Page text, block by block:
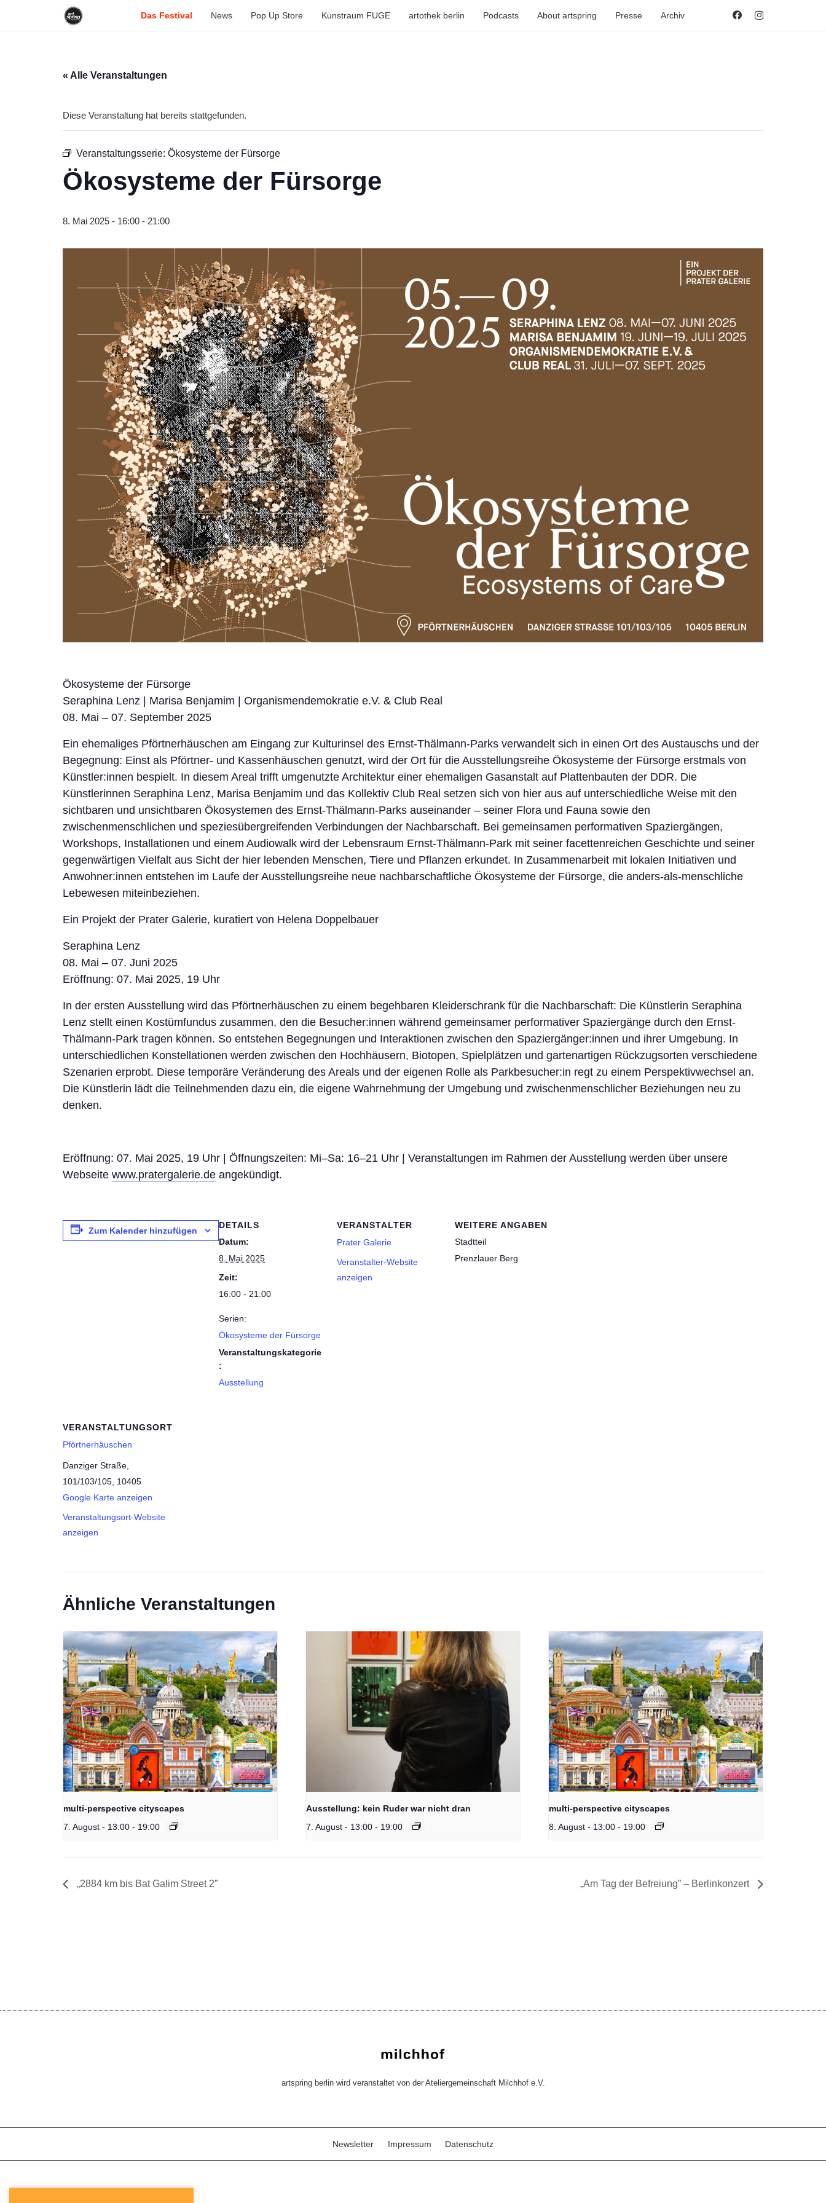
Das Festival News Pop Up Store Kunstraum FUGE artothek berlin Podcasts About artspring Presse Archiv
« Alle Veranstaltungen
Diese Veranstaltung hat bereits stattgefunden.
Veranstaltungsserie: Ökosysteme der Fürsorge
Ökosysteme der Fürsorge
8. Mai 2025 - 16:00 - 21:00
Ökosysteme der Fürsorge
Seraphina Lenz | Marisa Benjamim | Organismendemokratie e.V. & Club Real
08. Mai – 07. September 2025
Ein ehemaliges Pförtnerhäuschen am Eingang zur Kulturinsel des Ernst-Thälmann-Parks verwandelt sich in einen Ort des Austauschs und der
Begegnung: Einst als Pförtner- und Kassenhäuschen genutzt, wird der Ort für die Ausstellungsreihe Ökosysteme der Fürsorge erstmals von
Künstler:innen bespielt. In diesem Areal trifft umgenutzte Architektur einer ehemaligen Gasanstalt auf Plattenbauten der DDR. Die
Künstlerinnen Seraphina Lenz, Marisa Benjamim und das Kollektiv Club Real setzen sich von hier aus auf unterschiedliche Weise mit den
sichtbaren und unsichtbaren Ökosystemen des Ernst-Thälmann-Parks auseinander – seiner Flora und Fauna sowie den
zwischenmenschlichen und speziesübergreifenden Verbindungen der Nachbarschaft. Bei gemeinsamen performativen Spaziergängen,
Workshops, Installationen und einem Audiowalk wird der Lebensraum Ernst-Thälmann-Park mit seiner facettenreichen Geschichte und seiner
gegenwärtigen Vielfalt aus Sicht der hier lebenden Menschen, Tiere und Pflanzen erkundet. In Zusammenarbeit mit lokalen Initiativen und
Anwohner:innen entstehen im Laufe der Ausstellungsreihe neue nachbarschaftliche Ökosysteme der Fürsorge, die anders-als-menschliche
Lebewesen miteinbeziehen.
Ein Projekt der Prater Galerie, kuratiert von Helena Doppelbauer
Seraphina Lenz
08. Mai – 07. Juni 2025
Eröffnung: 07. Mai 2025, 19 Uhr
In der ersten Ausstellung wird das Pförtnerhäuschen zu einem begehbaren Kleiderschrank für die Nachbarschaft: Die Künstlerin Seraphina
Lenz stellt einen Kostümfundus zusammen, den die Besucher:innen während gemeinsamer performativer Spaziergänge durch den Ernst-
Thälmann-Park tragen können. So entstehen Begegnungen und Interaktionen zwischen den Spaziergänger:innen und ihrer Umgebung. In
unterschiedlichen Konstellationen werden zwischen den Hochhäusern, Biotopen, Spielplätzen und gartenartigen Rückzugsorten verschiedene
Szenarien erprobt. Diese temporäre Veränderung des Areals und der eigenen Rolle als Parkbesucher:in regt zu einem Perspektivwechsel an.
Die Künstlerin lädt die Teilnehmenden dazu ein, die eigene Wahrnehmung der Umgebung und zwischenmenschlicher Beziehungen neu zu
denken.
Eröffnung: 07. Mai 2025, 19 Uhr | Öffnungszeiten: Mi–Sa: 16–21 Uhr | Veranstaltungen im Rahmen der Ausstellung werden über unsere
Webseite www.pratergalerie.de angekündigt.
Zum Kalender hinzufügen
DETAILS
Datum:
8. Mai 2025
Zeit:
16:00 - 21:00
Serien:
Ökosysteme der Fürsorge
Veranstaltungskategorie
:
Ausstellung
VERANSTALTER
Prater Galerie
Veranstalter-Website
anzeigen
WEITERE ANGABEN
Stadtteil
Prenzlauer Berg
VERANSTALTUNGSORT
Pförtnerhäuschen
Danziger Straße,
101/103/105, 10405
Google Karte anzeigen
Veranstaltungsort-Website
anzeigen
Ähnliche Veranstaltungen
multi-perspective cityscapes
7. August - 13:00 - 19:00
Ausstellung: kein Ruder war nicht dran
7. August - 13:00 - 19:00
multi-perspective cityscapes
8. August - 13:00 - 19:00
„2884 km bis Bat Galim Street 2” „Am Tag der Befreiung” – Berlinkonzert
artspring berlin wird veranstaltet von der Ateliergemeinschaft Milchhof e.V.
Newsletter Impressum Datenschutz